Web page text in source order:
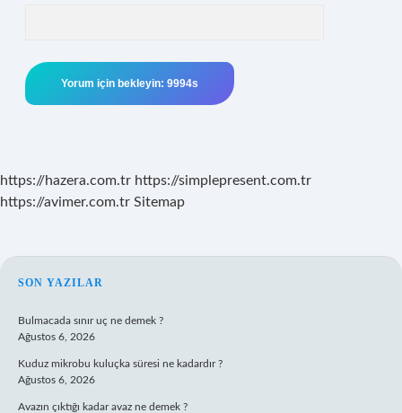
https://hazera.com.tr https://simplepresent.com.tr
https://avimer.com.tr Sitemap
SIDEBAR
SON YAZILAR
Bulmacada sınır uç ne demek ?
Ağustos 6, 2026
Kuduz mikrobu kuluçka süresi ne kadardır ?
Ağustos 6, 2026
Avazın çıktığı kadar avaz ne demek ?